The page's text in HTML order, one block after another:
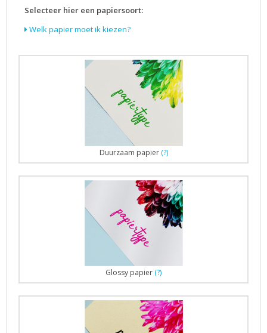
Selecteer hier een papiersoort:
Welk papier moet ik kiezen?
Duurzaam papier (?)
Glossy papier (?)